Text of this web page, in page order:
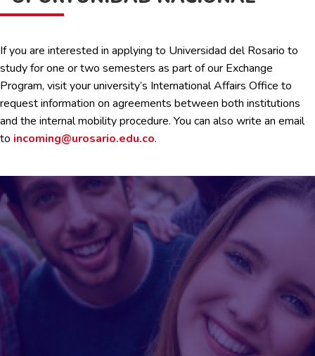
If you are interested in applying to Universidad del Rosario to
study for one or two semesters as part of our Exchange
Program, visit your university’s International Affairs Office to
request information on agreements between both institutions
and the internal mobility procedure. You can also write an email
to incoming@urosario.edu.co.